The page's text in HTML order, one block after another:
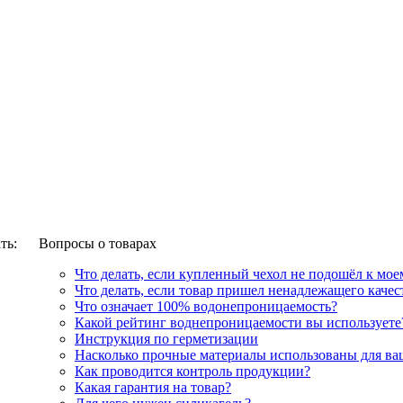
Вопросы о товарах
Что делать, если купленный чехол не подошёл к
Что делать, если товар пришел ненадлежащего
Что означает 100% водонепроницаемость?
Какой рейтинг воднепроницаемости вы
Инструкция по герметизации
Насколько прочные материалы использованы для
Как проводится контроль продукции?
Какая гарантия на товар?